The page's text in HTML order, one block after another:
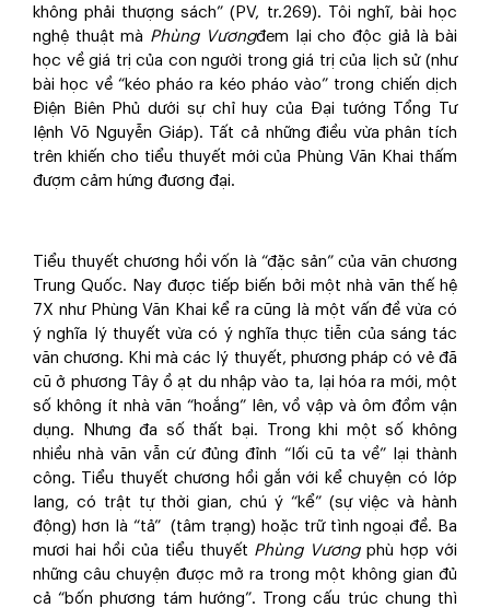
không phải thượng sách” (PV, tr.269). Tôi nghĩ, bài học
nghệ thuật mà Phùng Vươngđem lại cho độc giả là bài
học về giá trị của con người trong giá trị của lịch sử (như
bài học về “kéo pháo ra kéo pháo vào” trong chiến dịch
Điện Biên Phủ dưới sự chỉ huy của Đại tướng Tổng Tư
lệnh Võ Nguyễn Giáp). Tất cả những điều vừa phân tích
trên khiến cho tiểu thuyết mới của Phùng Văn Khai thấm
đượm cảm hứng đương đại.
Tiểu thuyết chương hồi vốn là “đặc sản” của văn chương
Trung Quốc. Nay được tiếp biến bởi một nhà văn thế hệ
7X như Phùng Văn Khai kể ra cũng là một vấn đề vừa có
ý nghĩa lý thuyết vừa có ý nghĩa thực tiễn của sáng tác
văn chương. Khi mà các lý thuyết, phương pháp có vẻ đã
cũ ở phương Tây ồ ạt du nhập vào ta, lại hóa ra mới, một
số không ít nhà văn “hoắng” lên, vồ vập và ôm đồm vận
dụng. Nhưng đa số thất bại. Trong khi một số không
nhiều nhà văn vẫn cứ đủng đỉnh “lối cũ ta về” lại thành
công. Tiểu thuyết chương hồi gắn với kể chuyện có lớp
lang, có trật tự thời gian, chú ý “kể” (sự việc và hành
động) hơn là “tả” (tâm trạng) hoặc trữ tình ngoại đề. Ba
mươi hai hồi của tiểu thuyết Phùng Vươngphù hợp với
những câu chuyện được mở ra trong một không gian đủ
cả “bốn phương tám hướng”. Trong cấu trúc chung thì